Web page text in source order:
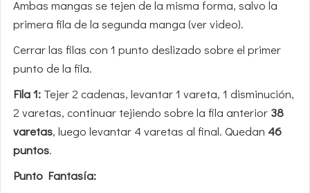
Ambas mangas se tejen de la misma forma, salvo la
primera fila de la segunda manga (ver video).
Cerrar las filas con 1 punto deslizado sobre el primer
punto de la fila.
Fila 1: Tejer 2 cadenas, levantar 1 vareta, 1 disminución,
2 varetas, continuar tejiendo sobre la fila anterior 38
varetas, luego levantar 4 varetas al final. Quedan 46
puntos.
Punto Fantasía: